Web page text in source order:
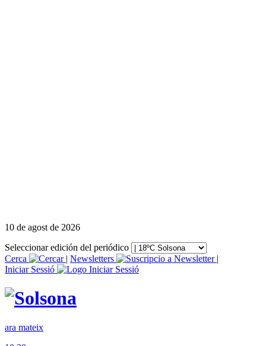
10 de agost de 2026
Seleccionar edición del periódico
Cerca
| Newsletters
|
Iniciar Sessió
ara mateix